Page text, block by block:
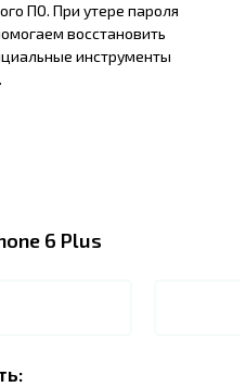
ПО. При утере пароля
восстановить
инструменты
6 Plus